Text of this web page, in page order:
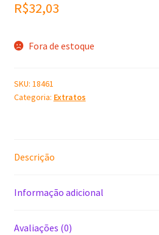
R$32,03
Fora de estoque
SKU: 18461
Categoria: Extratos
Descrição
Informação adicional
Avaliações (0)